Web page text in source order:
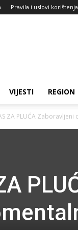
Pravila i uslovi korištenja
VIJESTI REGION
ZA PLUĆA